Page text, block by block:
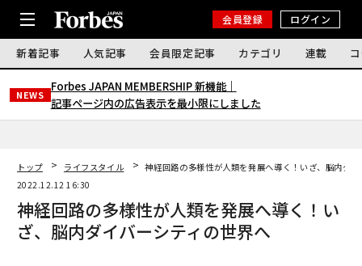
会員登録 ログイン
新着記事 人気記事 会員限定記事 カテゴリ 連載
NEWS
Forbes JAPAN MEMBERSHIP 新機能｜
記事ページ内の広告表示を最小限にしました
トップ ライフスタイル
神経回路の多様性が人類を発展へ導く！いざ、脳内ダ
2022.12.12 16:30
神経回路の多様性が人類を発展へ導く！い
ざ、脳内ダイバーシティの世界へ